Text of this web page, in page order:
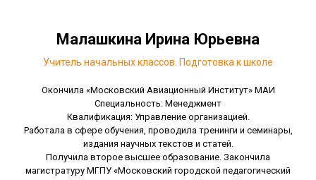
Малашкина Ирина Юрьевна
Учитель начальных классов. Подготовка к школе
Окончила «Московский Авиационный Институт» МАИ
Специальность: Менеджмент
Квалификация: Управление организацией.
Работала в сфере обучения, проводила тренинги и семинары,
издания научных текстов и статей.
Получила второе высшее образование. Закончила
магистратуру МГПУ «Московский городской педагогический